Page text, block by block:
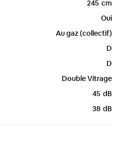
245 cm
Oui
Au gaz (collectif)
D
D
Double Vitrage
45 dB
38 dB